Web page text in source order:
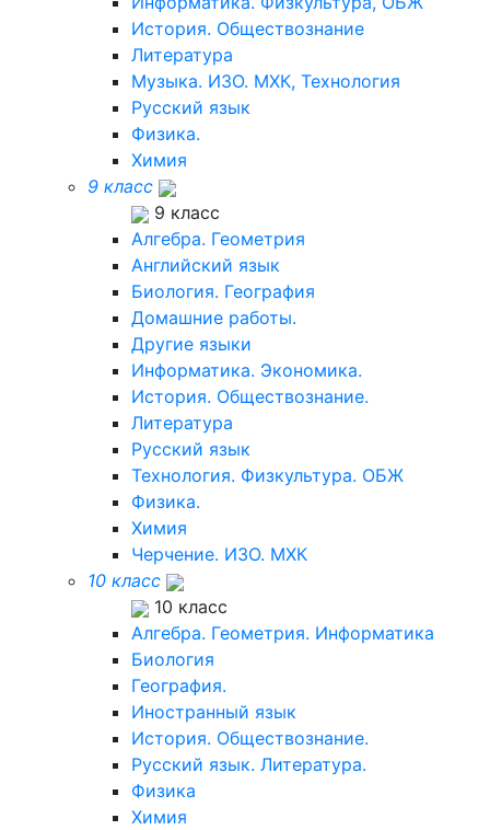
История. Обществознание
Литература
Музыка. ИЗО. МХК, Технология
Русский язык
Физика.
Химия
9 класс
9 класс
Алгебра. Геометрия
Английский язык
Биология. География
Домашние работы.
Другие языки
Информатика. Экономика.
История. Обществознание.
Литература
Русский язык
Технология. Физкультура. ОБЖ
Физика.
Химия
Черчение. ИЗО. МХК
10 класс
10 класс
Алгебра. Геометрия. Информатика
Биология
География.
Иностранный язык
История. Обществознание.
Русский язык. Литература.
Физика
Химия